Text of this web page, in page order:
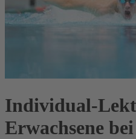
Individual-
Erwachsene